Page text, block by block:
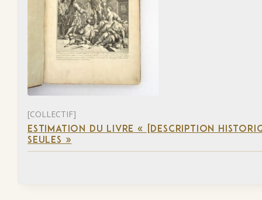
[COLLECTIF]
ESTIMATION DU LIVRE « [DESCRIPTION
SEULES »